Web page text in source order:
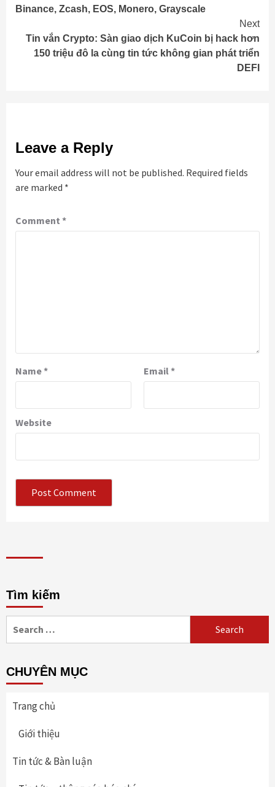
Binance, Zcash, EOS, Monero, Grayscale
Next
Tin vắn Crypto: Sàn giao dịch KuCoin bị hack hơn
150 triệu đô la cùng tin tức không gian phát triển
DEFI
Leave a Reply
Your email address will not be published. Required fields
are marked *
Comment *
Name* Email *
Website
Tìm kiếm
for:
CHUYÊN MỤC
Trang chủ
Giới thiệu
Tin tức & Bàn luận